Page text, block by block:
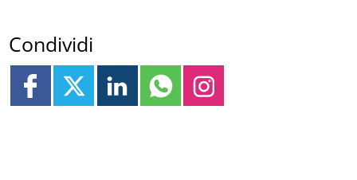
Condividi